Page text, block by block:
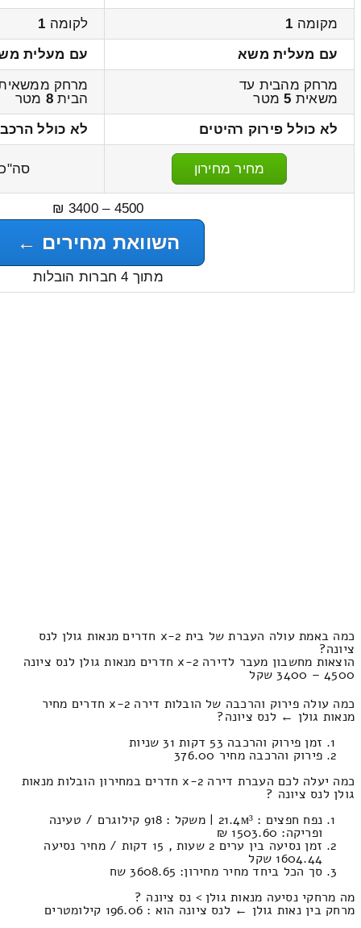
מקומה 1 לקומה 1
עם מעלית משא
עם מעלית
מרחק מהבית עד
משאית 5מטר
מרחק
הבית8 מטר
לא כולל פירוק רהיטים
לא כולל
מחיר מחירון
4500 – 3400 ₪
השוואת מחירים ←
מתוך 4 חברות הובלות
כמה באמת עולה העברת של בית 2-x חדרים מנאות גולן לנס
ציונה?
הוצאות מחשבון מעבר לדירה 2-x חדרים מנאות גולן לנס ציונה
4500 – 3400 שקל
כמה עולה פירוק והרכבה של הובלות דירה 2-x חדרים מחיר
מנאות גולן ← לנס ציונה?
זמן פירוק והרכבה 53 דקות 31 שניות
פירוק והרכבה מחיר 376.00
כמה יעלה לכם העברת דירה 2-x חדרים במחירון הובלות מנאות
גולן לנס ציונה ?
נפח חפצים : 21.4м³ | משקל : 918 קילוגרם / טעינה
ופריקה: 1503.60 ₪
זמן נסיעה בין ערים 2 שעות , 15 דקות / מחיר נסיעה
1604.44 שקל
סך הכל ביחד מחיר מחירון: 3608.65 שח
מה מרחקי נסיעה מנאות גולן > נס ציונה ?
מרחק בין נאות גולן ← לנס ציונה הוא : 196.06 קילומטרים